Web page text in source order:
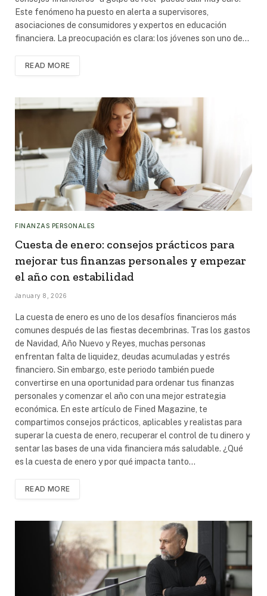
Este fenómeno ha puesto en alerta a supervisores,
asociaciones de consumidores y expertos en educación
financiera. La preocupación es clara: los jóvenes son uno de…
READ MORE
FINANZAS PERSONALES
Cuesta de enero: consejos prácticos para
mejorar tus finanzas personales y empezar
el año con estabilidad
January 8, 2026
La cuesta de enero es uno de los desafíos financieros más
comunes después de las fiestas decembrinas. Tras los gastos
de Navidad, Año Nuevo y Reyes, muchas personas
enfrentan falta de liquidez, deudas acumuladas y estrés
financiero. Sin embargo, este periodo también puede
convertirse en una oportunidad para ordenar tus finanzas
personales y comenzar el año con una mejor estrategia
económica. En este artículo de Fined Magazine, te
compartimos consejos prácticos, aplicables y realistas para
superar la cuesta de enero, recuperar el control de tu dinero y
sentar las bases de una vida financiera más saludable. ¿Qué
es la cuesta de enero y por qué impacta tanto…
READ MORE